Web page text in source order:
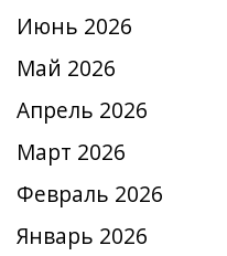
Июнь 2026
Май 2026
Апрель 2026
Март 2026
Февраль 2026
Январь 2026